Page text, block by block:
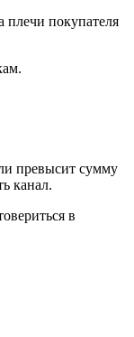
плечи покупателя
превысит сумму
канал.
в